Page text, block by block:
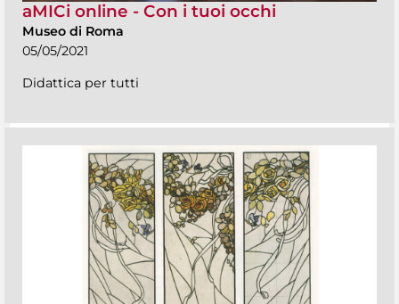
aMICi online - Con i tuoi occhi
Museo di Roma
05/05/2021
Didattica per tutti